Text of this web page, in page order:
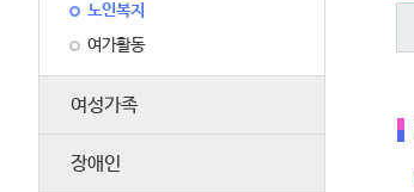
노인복지
여가활동
여성가족
장애인